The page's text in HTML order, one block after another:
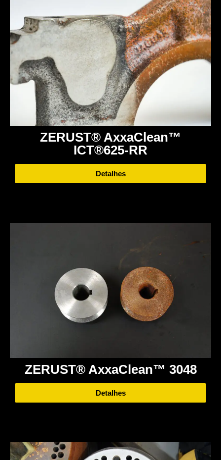
ZERUST® AxxaClean™
ICT®625-RR
Detalhes
ZERUST® AxxaClean™ 3048
Detalhes